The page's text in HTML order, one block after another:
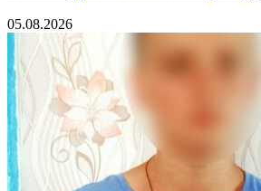
05.08.2026